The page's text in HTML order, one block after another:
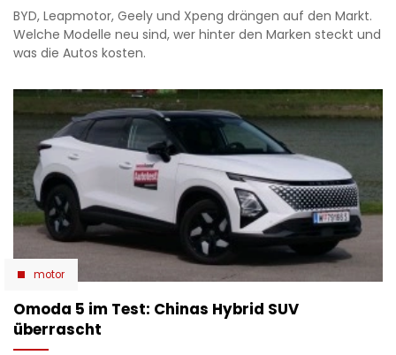
BYD, Leapmotor, Geely und Xpeng drängen auf den Markt.
Welche Modelle neu sind, wer hinter den Marken steckt und
was die Autos kosten.
motor
Omoda 5 im Test: Chinas Hybrid SUV
überrascht